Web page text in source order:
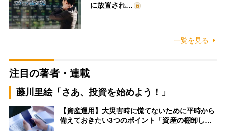
に放置され…
一覧を見る
注目の著者・連載
藤川里絵「さあ、投資を始めよう！」
【資産運用】大災害時に慌てないために平時から
備えておきたい3つのポイント「資産の棚卸し…